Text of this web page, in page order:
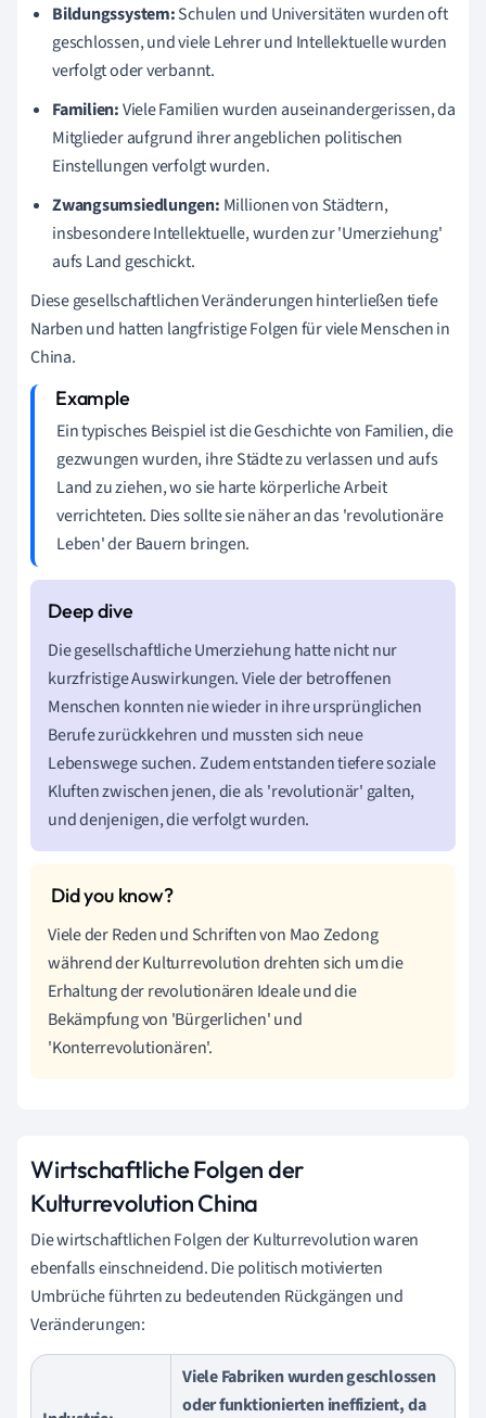
Bildungssystem:Schulen und Universitäten wurden oft
geschlossen, und viele Lehrer und Intellektuelle wurden
verfolgt oder verbannt.
Familien:Viele Familien wurden auseinandergerissen, da
Mitglieder aufgrund ihrer angeblichen politischen
Einstellungen verfolgt wurden.
Zwangsumsiedlungen: Millionen von Städtern,
insbesondere Intellektuelle, wurden zur 'Umerziehung'
aufs Land geschickt.
Diese gesellschaftlichen Veränderungen hinterließen tiefe
Narben und hatten langfristige Folgen für viele Menschen in
China.
Ein typisches Beispiel ist die Geschichte von Familien, die
gezwungen wurden, ihre Städte zu verlassen und aufs
Land zu ziehen, wo sie harte körperliche Arbeit
verrichteten. Dies sollte sie näher an das 'revolutionäre
Leben' der Bauern bringen.
Die gesellschaftliche Umerziehung hatte nicht nur
kurzfristige Auswirkungen. Viele der betroffenen
Menschen konnten nie wieder in ihre ursprünglichen
Berufe zurückkehren und mussten sich neue
Lebenswege suchen. Zudem entstanden tiefere soziale
Kluften zwischen jenen, die als 'revolutionär' galten,
und denjenigen, die verfolgt wurden.
Viele der Reden und Schriften von Mao Zedong
während der Kulturrevolution drehten sich um die
Erhaltung der revolutionären Ideale und die
Bekämpfung von 'Bürgerlichen' und
'Konterrevolutionären'.
Wirtschaftliche Folgen der
Kulturrevolution China
Die wirtschaftlichen Folgen der Kulturrevolution waren
ebenfalls einschneidend. Die politisch motivierten
Umbrüche führten zu bedeutenden Rückgängen und
Veränderungen:
Viele Fabriken wurden geschlossen
oder funktionierten ineffizient, da